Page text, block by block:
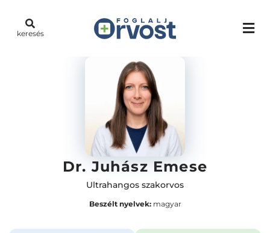
keresés
Dr. Juhász Emese
Ultrahangos szakorvos
Beszélt nyelvek:magyar